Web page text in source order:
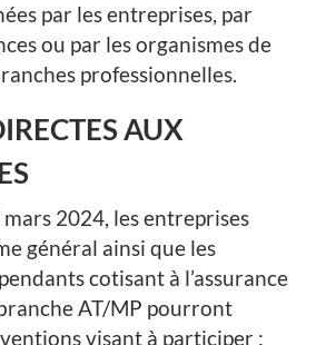
par les entreprises, par
ou par les organismes de
professionnelles.
AUX
2024, les entreprises
général ainsi que les
cotisant à l’assurance
AT/MP pourront
visant à participer :